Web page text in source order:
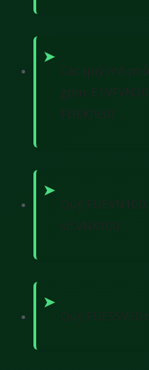
Các quỹ mô
gồm:
FUEKIV30.
Quỹ
số VNX100.
Quỹ